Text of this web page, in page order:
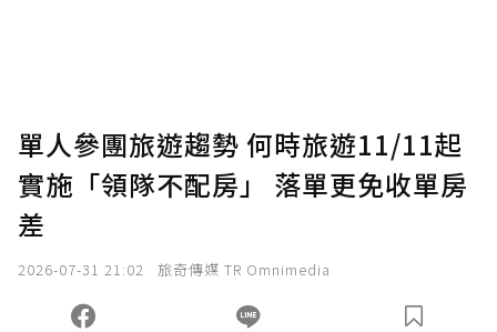
確認送出
您當前剩餘 U 利點數：0點；前往 購買點數
單人參團旅遊趨勢 何時旅遊11/11起
實施「領隊不配房」 落單更免收單房
差
2026-07-31 21:02 旅奇傳媒 TR Omnimedia